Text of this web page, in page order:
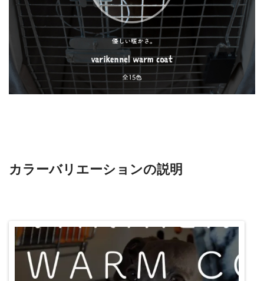
カラーバリエーションの説明